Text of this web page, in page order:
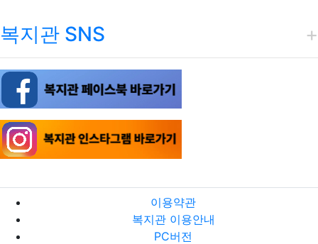
복지관 SNS
이용약관
복지관 이용안내
PC버전